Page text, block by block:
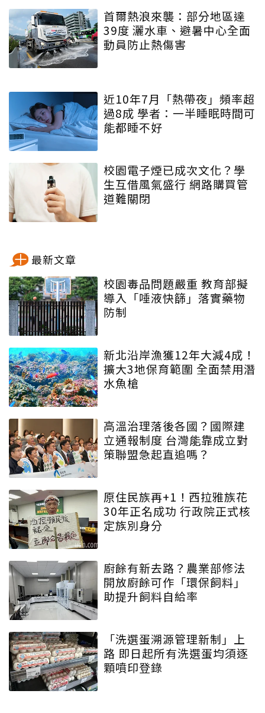
首爾熱浪來襲：部分地區達
39度 灑水車、避暑中心全面
動員防止熱傷害
近10年7月「熱帶夜」頻率超
過8成 學者：一半睡眠時間可
能都睡不好
校園電子煙已成次文化？學
生互借風氣盛行 網路購買管
道難關閉
最新文章
校園毒品問題嚴重 教育部擬
導入「唾液快篩」落實藥物
防制
新北沿岸漁獲12年大減4成！
擴大3地保育範圍 全面禁用潛
水魚槍
高溫治理落後各國？國際建
立通報制度 台灣能靠成立對
策聯盟急起直追嗎？
原住民族再+1！西拉雅族花
30年正名成功 行政院正式核
定族別身分
廚餘有新去路？農業部修法
開放廚餘可作「環保飼料」
助提升飼料自給率
「洗選蛋溯源管理新制」上
路 即日起所有洗選蛋均須逐
顆噴印登錄